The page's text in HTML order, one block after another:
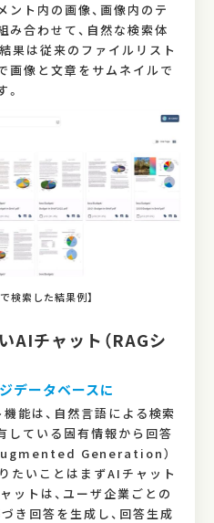
ント内の画像、画像内のテ
み合わせて、自然な検索体
果は従来のファイルリスト
画像と文章をサムネイルで
検索した結果例】
AIチャット（RAGシ
データベースに
能は、自然言語による検索
している固有情報から回答
Generation）
たいことはまずAIチャット
ットは、ユーザ企業ごとの
き回答を生成し、回答生成